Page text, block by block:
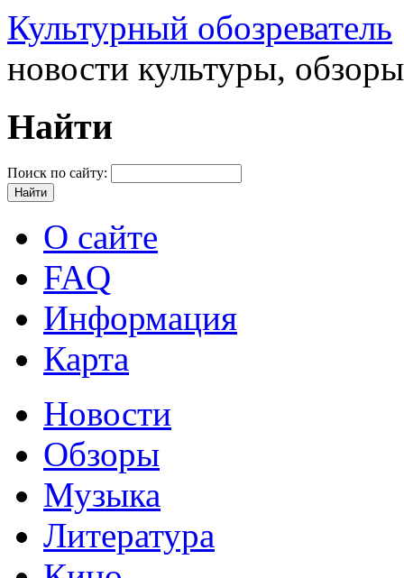
Культурный обозреватель
новости культуры,
Найти
Поиск по сайту:
О сайте
FAQ
Информация
Карта
Новости
Обзоры
Музыка
Литература